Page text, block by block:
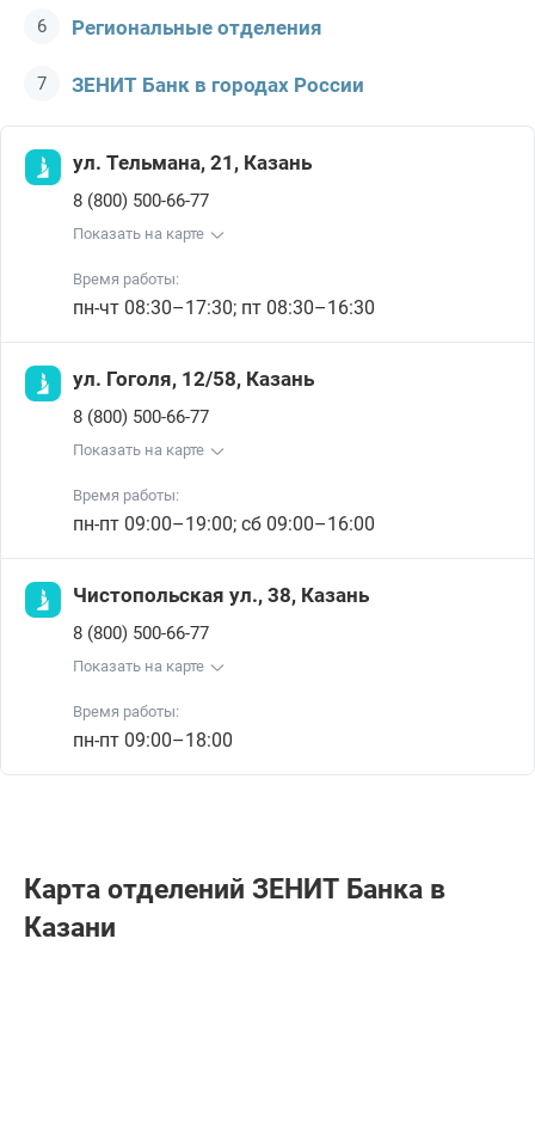
Региональные отделения
ЗЕНИТ Банк в городах России
ул. Тельмана, 21, Казань
8 (800) 500-66-77
Показать на карте
Время работы:
пн-чт 08:30–17:30; пт 08:30–16:30
ул. Гоголя, 12/58, Казань
8 (800) 500-66-77
Показать на карте
Время работы:
пн-пт 09:00–19:00; сб 09:00–16:00
Чистопольская ул., 38, Казань
8 (800) 500-66-77
Показать на карте
Время работы:
пн-пт 09:00–18:00
Карта отделений ЗЕНИТ Банкa в
Казани